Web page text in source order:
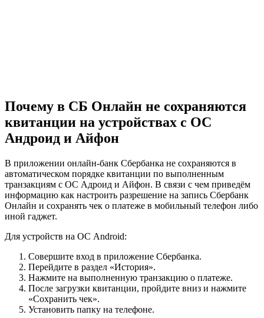
Почему в СБ Онлайн не сохраняются
квитанции на устройствах с ОС
Андроид и Айфон
В приложении онлайн-банк Сбербанка не сохраняются в
автоматическом порядке квитанции по выполненным
транзакциям с ОС Адроид и Айфон. В связи с чем приведём
информацию как настроить разрешение на запись Сбербанк
Онлайн и сохранять чек о платеже в мобильный телефон либо
иной гаджет.
Для устройств на ОС Android:
Совершите вход в приложение Сбербанка.
Перейдите в раздел «История».
Нажмите на выполненную транзакцию о платеже.
После загрузки квитанции, пройдите вниз и нажмите
«Сохранить чек».
Установить папку на телефоне.